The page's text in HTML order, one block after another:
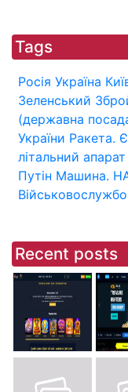
Tags
Росія Україна
Зеленський
(державна
України Ракета.
літальний апарат
Путін Машина.
Recent posts